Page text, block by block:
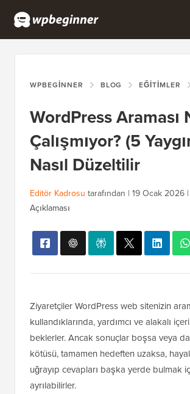
WPBEGINNER BLOG EĞITIMLER
WordPress Araması
Çalışmıyor? (5
Nasıl Düzeltilir
Editör Kadrosu tarafından | 19 Ocak 2026 |
Açıklaması
Ziyaretçiler WordPress web sitenizin
kullandıklarında, yardımcı ve alakalı
beklerler. Ancak sonuçlar boşsa veya
kötüsü, tamamen hedeften uzaksa, hayal
uğrayıp cevapları başka yerde bulmak
ayrılabilirler.